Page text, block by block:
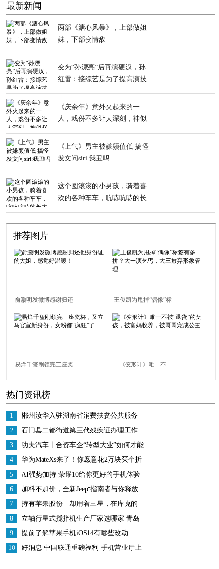
最新新闻
两部《溏心风暴》，上部做姐
妹，下部变情敌
变为“孙漂亮”后再演硬汉，孙
红雷：接综艺是为了提高演技
《庆余年》意外火起来的一
人，戏份不多让人深刻，神似
《上气》男主被嫌颜值低 搞怪
发文问siri:我丑吗
这个圆滚滚的小男孩，骑着喜
欢的各种车车，吭哧吭哧的长
推荐图片
俞灏明发微博感谢归还
他身份证的大姐，感觉
好温暖！
王俊凯为甩掉“偶像”标
签有多拼？大一演乞
丐，大三放弃形象管理
易烊千玺刚领完三座奖
份，女粉都“疯狂”了
《变形计》唯一不
热门资讯榜
1
郴州汝华入驻湖南省消费扶贫公共服务
平台
2
石门县二都街道第三代残疾证办理工作
稳步推进
3
功夫汽车丨合资车企“转型大业”如何才能
更高效务实？这家车企做了一次有益尝
试！
4
华为MateXs来了！你愿意花2万块买个折
叠屏手机吗
5
AI强势加持 荣耀10给你更好的手机体验
6
加料不加价，全新Jeep⁺指南者与你释放
年轻
7
持有苹果股份，却用着三星，在库克的
恳求下，他终于用iPhone了
8
立轴行星式搅拌机生产厂家选哪家 青岛
迪凯机械
9
提前了解苹果手机iOS14有哪些改动
10
好消息 中国联通重磅福利 手机营业厅上